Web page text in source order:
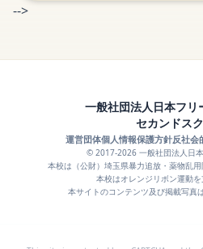
-->
一般社団法人日本フリ
セカンドス
運営団体個人情報保護方針反社会
© 2017-2026 一般社団法人日
本校は（公財）埼玉県暴力追放・薬物乱用
本校はオレンジリボン運動を
本サイトのコンテンツ及び掲載写真